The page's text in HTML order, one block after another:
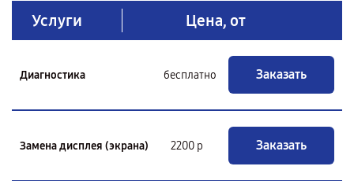
Услуги Цена, от
Диагностика бесплатно Заказать
Замена дисплея (экрана) 2200 р Заказать